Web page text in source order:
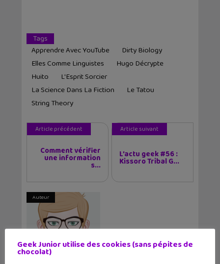
Tags
Apprendre Avec YouTube
Dirty Biology
Elles Comme Linguistes
Hugo Décrypte
Huito
L'Esprit Sorcier
La Science Dans La Fiction
Le Tatou
String Theory
Article précédent
Comment vérifier
une information
s...
Article suivant
L’actu geek #56 :
Kissoro Tribal G...
Auteur
Christophe Coquis
Geek Junior utilise des cookies (sans pépites de
chocolat)